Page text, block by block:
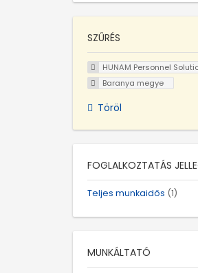
SZŰRÉS
HUNAM Personnel
Baranya megye
Töröl
FOGLALKOZTATÁS
Teljes munkaidős (1)
MUNKÁLTATÓ